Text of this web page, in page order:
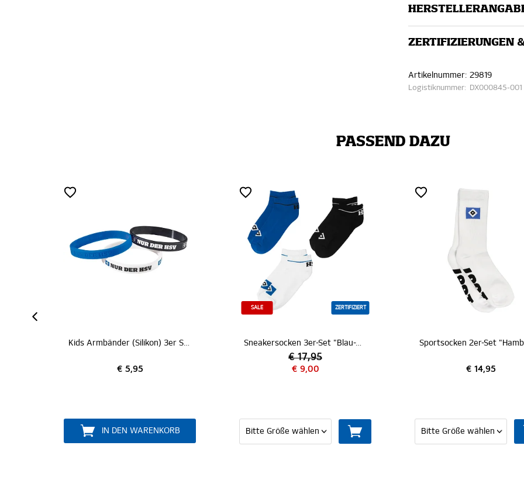
ZERTIFIZIERUNGEN
Artikelnummer: 29819
Logistiknummer: DX000845-001
PASSEND DAZU
Kids Armbänder (Silikon) 3er Set
€ 5,95
IN DEN WARENKORB
SALE ZERTIFIZIERT
Sneakersocken 3er-Set "Blau-Weiß-Schwarz"
€ 17,95
€ 9,00 € 14,95